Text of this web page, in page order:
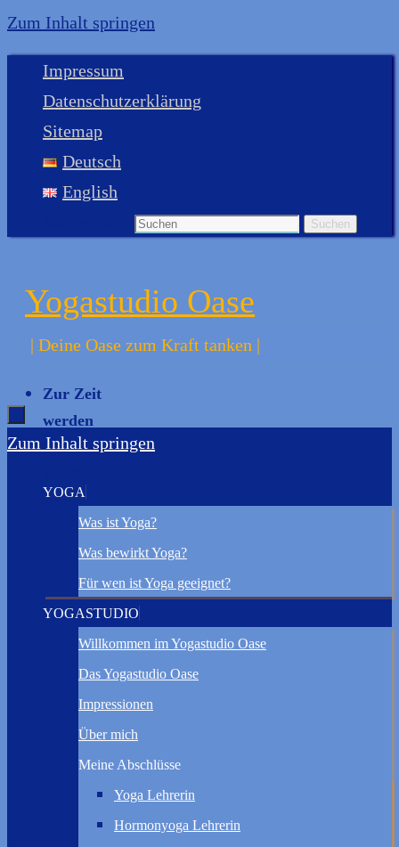
Zum Inhalt springen
Impressum
Datenschutzerklärung
Sitemap
Deutsch
English
Suchen
Yogastudio Oase
| Deine Oase zum Kraft tanken |
Zur Zeit
werden
keine Kurse
gegeben.
Zum Inhalt springen
YOGA
Was ist Yoga?
Was bewirkt Yoga?
Für wen ist Yoga geeignet?
YOGASTUDIO
Willkommen im Yogastudio Oase
Das Yogastudio Oase
Impressionen
Über mich
Meine Abschlüsse
Yoga Lehrerin
Hormonyoga Lehrerin